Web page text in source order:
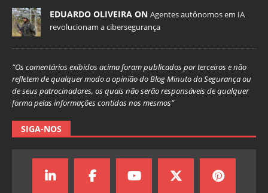
EDUARDO OLIVEIRA ON Agentes autônomos em IA
revolucionam a cibersegurança
“Os comentários exibidos acima foram publicados por terceiros e não
refletem de qualquer modo a opinião do Blog Minuto da Segurança ou
de seus patrocinadores, os quais não serão responsáveis de qualquer
forma pelas informações contidas nos mesmos”
SIGA-NOS